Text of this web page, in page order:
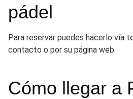
pádel
Para reservar puedes hacerlo vía
contacto o por su página web.
Cómo llegar a